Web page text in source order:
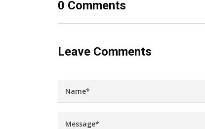
0 Comments
Leave Comments